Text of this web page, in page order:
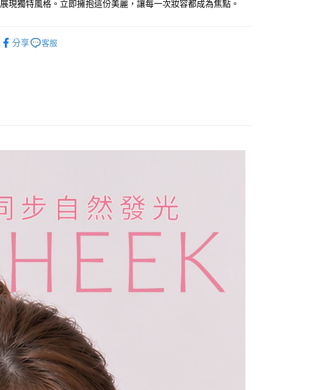
每筆NT$85，滿NT$499(含以上)免運費
展現獨特風格。立即擁抱這份美麗，讓每一次妝容都成為焦點。
分享 客服